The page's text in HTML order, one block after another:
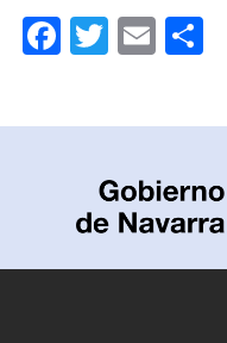
Facebook
Twitter
Email